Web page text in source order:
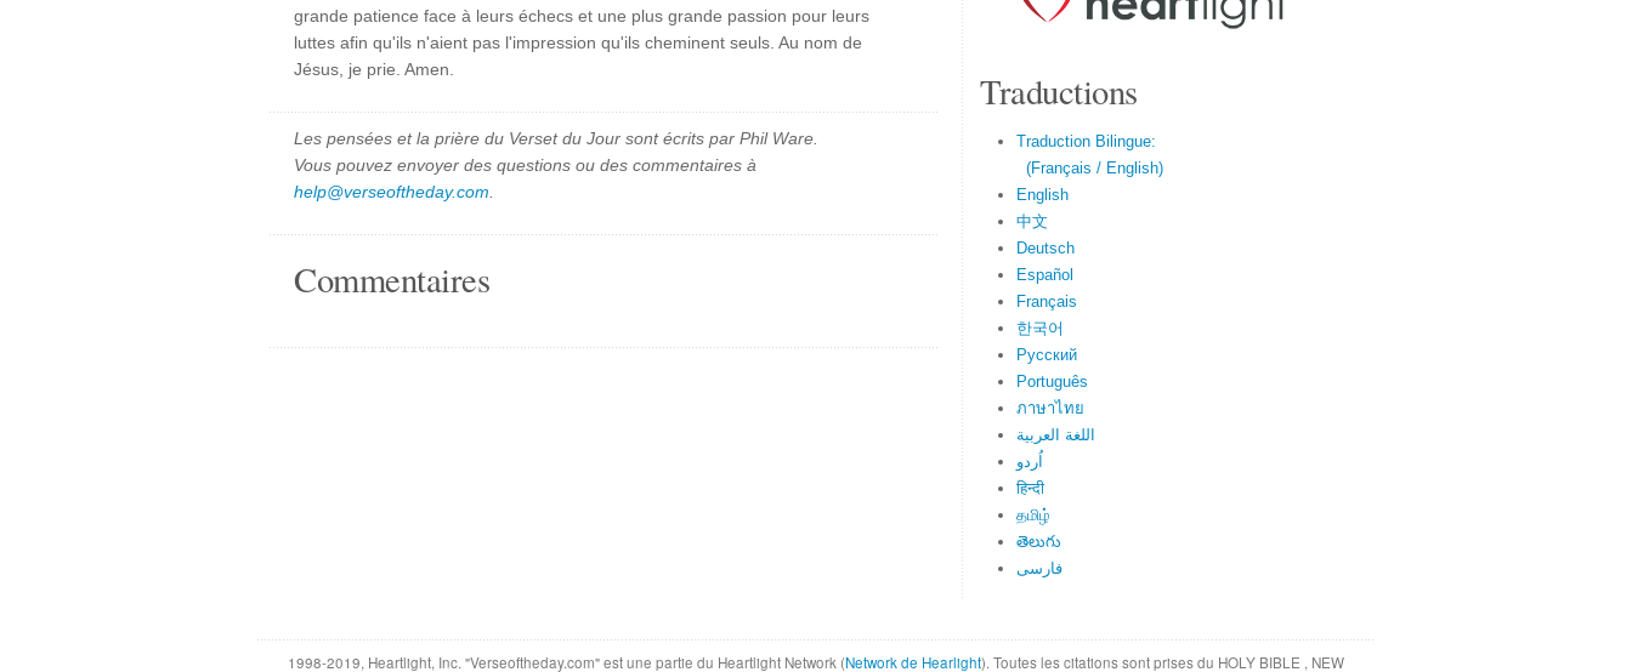
grande patience face à leurs échecs et une plus grande passion pour leurs
luttes afin qu'ils n'aient pas l'impression qu'ils cheminent seuls. Au nom de
Jésus, je prie. Amen.
Les pensées et la prière du Verset du Jour sont écrits par Phil Ware.
Vous pouvez envoyer des questions ou des commentaires à
help@verseoftheday.com
Commentaires
Traductions
Traduction Bilingue:
(Français / English)
English
中文
Deutsch
Español
Français
한국어
Русский
Português
ภาษาไทย
اللغة العربية
اُردو
हिन्दी
தமிழ்
తెలుగు
فارسی
1998-2019, Heartlight, Inc. "Verseoftheday.com" est une partie du Heartlight Network (Network de Hearlight). Toutes les citations sont prises du HOLY BIBLE , NEW